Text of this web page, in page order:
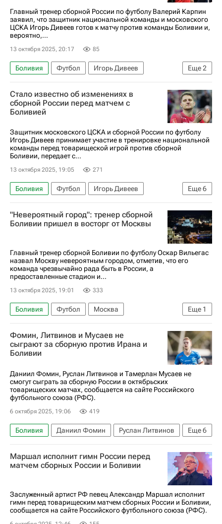
Главный тренер сборной России по футболу Валерий Карпин
заявил, что защитник национальной команды и московского
ЦСКА Игорь Дивеев готов к матчу против команды Боливии и,
вероятно,...
13 октября 2025, 20:17 85
Еще2
Боливия Футбол
Игорь Дивеев
Валерий Карпин
Сборная России по футболу
Стало известно об изменениях в
сборной России перед матчем с
Боливией
Защитник московского ЦСКА и сборной России по футболу
Игорь Дивеев принимает участие в тренировке национальной
команды перед товарищеской игрой против сборной
Боливии, передает с...
13 октября 2025, 19:05 271
Еще6
Боливия Футбол
Игорь Дивеев
Матвей Сафонов
Зелимхан Бакаев
Локомотив (Москва)
Динамо Москва
Сборная России по футболу
"Невероятный город": тренер сборной
Боливии пришел в восторг от Москвы
Главный тренер сборной Боливии по футболу Оскар Вильегас
назвал Москву невероятным городом, отметив, что его
команда чрезвычайно рада быть в России, а
предоставленные стадион и...
13 октября 2025, 19:01 333
Еще 1
Боливия Футбол
Москва
Сборная России по футболу
Фомин, Литвинов и Мусаев не
сыграют за сборную против Ирана и
Боливии
Даниил Фомин, Руслан Литвинов и Тамерлан Мусаев не
смогут сыграть за сборную России в октябрьских
товарищеских матчах, сообщается на сайте Российского
футбольного союза (РФС).
6 октября 2025, 19:06 419
Еще6
Боливия Даниил Фомин
Руслан Литвинов
Российский футбольный союз (РФС)
Спорт
Тамерлан Мусаев
Футбол
Маршал исполнит гимн России перед
матчем сборных России и Боливии
Заслуженный артист РФ певец Александр Маршал исполнит
гимн перед товарищеским матчем сборных России и Боливии,
сообщается на сайте Российского футбольного союза (РФС).